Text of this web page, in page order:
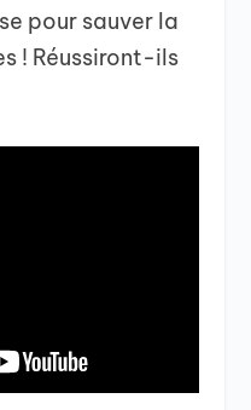
pour sauver la
! Réussiront-ils